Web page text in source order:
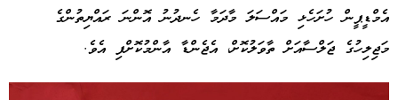
އެމްޑީޕީން ހުށަހެޅި މައްސަލަ މާދަމާ ހެނދުނު އޮންނަ ރައްޔިތުންގެ
މަޖިލިހުގެ ޖަލްސާއަށް ތާވަލުކޮށް، އެޖެންޑާ އާންމުކޮށްފި އެވެ.